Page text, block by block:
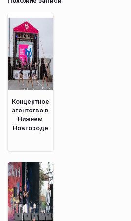
Концертное
агентство в
Нижнем
Новгороде